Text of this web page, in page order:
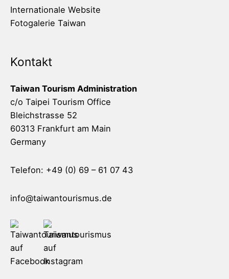
Internationale Website
Fotogalerie Taiwan
Kontakt
Taiwan Tourism Administration
c/o Taipei Tourism Office
Bleichstrasse 52
60313 Frankfurt am Main
Germany
Telefon: +49 (0) 69 – 61 07 43
info@taiwantourismus.de